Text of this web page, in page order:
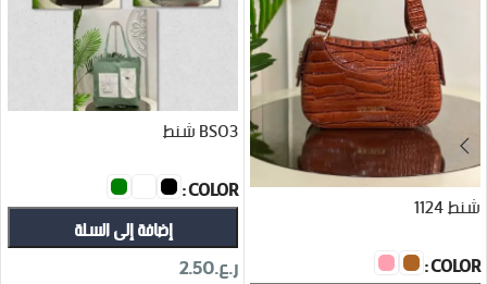
شنط 1124
COLOR
BS03 شنط
COLOR
إضافة إلى السلة
ر.ع.2.50